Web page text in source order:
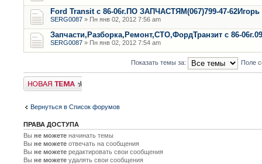
Ford Transit с 86-06г.ПО ЗАПЧАСТЯМ(067)799-47-62Игорь
SERG0087 » Пн янв 02, 2012 7:56 am
Запчасти,Разборка,Ремонт,СТО,ФордТранзит с 86-
SERG0087 » Пн янв 02, 2012 7:54 am
Показать темы за: Поле
Новая тема
Вернуться в Список форумов
ПРАВА ДОСТУПА
Вы не можете начинать темы
Вы не можете отвечать на сообщения
Вы не можете редактировать свои сообщения
Вы не можете удалять свои сообщения